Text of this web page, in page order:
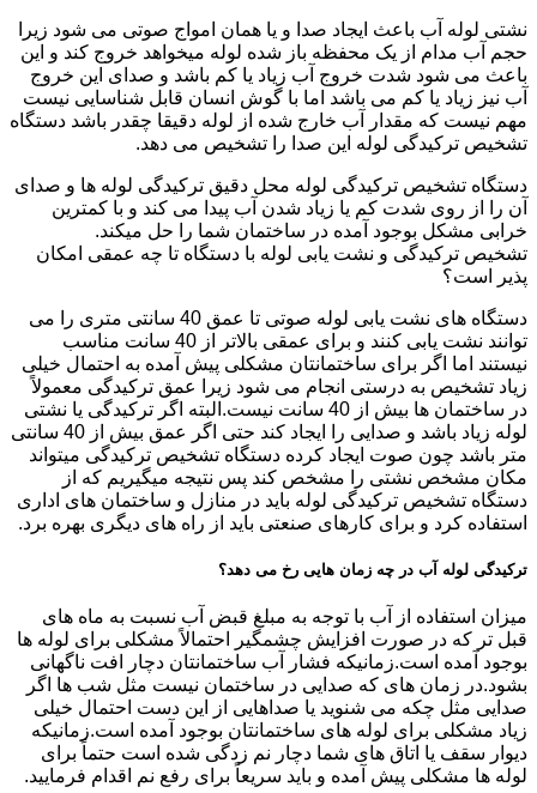
نشتی لوله آب باعث ایجاد صدا و یا همان امواج صوتی می شود زیرا
حجم آب مدام از یک محفظه باز شده لوله میخواهد خروج کند و این
باعث می شود شدت خروج آب زیاد یا کم باشد و صدای این خروج
آب نیز زیاد یا کم می باشد اما با گوش انسان قابل شناسایی نیست
مهم نیست که مقدار آب خارج شده از لوله دقیقا چقدر باشد دستگاه
تشخیص ترکیدگی لوله این صدا را تشخیص می دهد.
دستگاه تشخیص ترکیدگی لوله محل دقیق ترکیدگی لوله ها و صدای
آن را از روی شدت کم یا زیاد شدن آب پیدا می کند و با کمترین
خرابی مشکل بوجود آمده در ساختمان شما را حل میکند.
تشخیص ترکیدگی و نشت یابی لوله با دستگاه تا چه عمقی امکان
پذیر است؟
دستگاه های نشت یابی لوله صوتی تا عمق 40 سانتی متری را می
توانند نشت یابی کنند و برای عمقی بالاتر از 40 سانت مناسب
نیستند اما اگر برای ساختمانتان مشکلی پیش آمده به احتمال خیلی
زیاد تشخیص به درستی انجام می شود زیرا عمق ترکیدگی معمولاً
در ساختمان ها بیش از 40 سانت نیست.البته اگر ترکیدگی یا نشتی
لوله زیاد باشد و صدایی را ایجاد کند حتی اگر عمق بیش از 40 سانتی
متر باشد چون صوت ایجاد کرده دستگاه تشخیص ترکیدگی میتواند
مکان مشخص نشتی را مشخص کند پس نتیجه میگیریم که از
دستگاه تشخیص ترکیدگی لوله باید در منازل و ساختمان های اداری
استفاده کرد و برای کارهای صنعتی باید از راه های دیگری بهره برد.
ترکیدگی لوله آب در چه زمان هایی رخ می دهد؟
میزان استفاده از آب با توجه به مبلغ قبض آب نسبت به ماه های
قبل تر که در صورت افزایش چشمگیر احتمالاً مشکلی برای لوله ها
بوجود آمده است.زمانیکه فشار آب ساختمانتان دچار افت ناگهانی
بشود.در زمان های که صدایی در ساختمان نیست مثل شب ها اگر
صدایی مثل چکه می شنوید یا صداهایی از این دست احتمال خیلی
زیاد مشکلی برای لوله های ساختمانتان بوجود آمده است.زمانیکه
دیوار سقف یا اتاق های شما دچار نم زدگی شده است حتماً برای
لوله ها مشکلی پیش آمده و باید سریعاً برای رفع نم اقدام فرمایید.